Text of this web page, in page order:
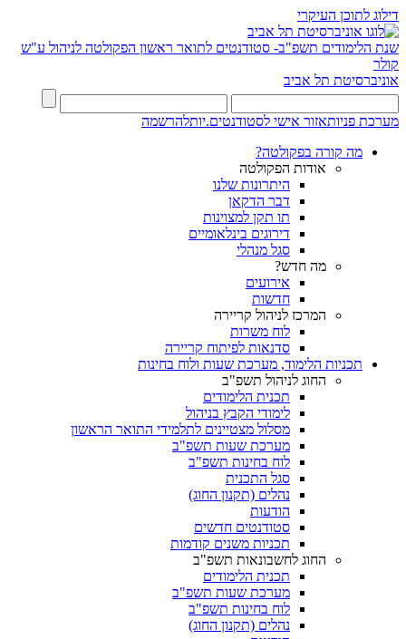
דילוג לתוכן העיקרי
שנת הלימודים תשפ"ב- סטודנטים לתואר ראשון הפקולטה לניהול ע"ש
קולר
אוניברסיטת תל אביב
מערכת פניותאזור אישי לסטודנטים.יותלהרשמה
מה קורה בפקולטה?
אודות הפקולטה
היתרונות שלנו
דבר הדקאן
תו תקן למצוינות
דירוגים בינלאומיים
סגל מנהלי
מה חדש?
אירועים
חדשות
המרכז לניהול קריירה
לוח משרות
סדנאות לפיתוח קריירה
תכניות הלימוד, מערכת שעות ולוח בחינות
החוג לניהול תשפ"ב
תכנית הלימודים
לימודי הקבץ בניהול
מסלול מצטיינים לתלמידי התואר הראשון
מערכת שעות תשפ"ב
לוח בחינות תשפ"ב
סגל התכנית
נהלים (תקנון החוג)
הודעות
סטודנטים חדשים
תכניות משנים קודמות
החוג לחשבונאות תשפ"ב
תכנית הלימודים
מערכת שעות תשפ"ב
לוח בחינות תשפ"ב
נהלים (תקנון החוג)